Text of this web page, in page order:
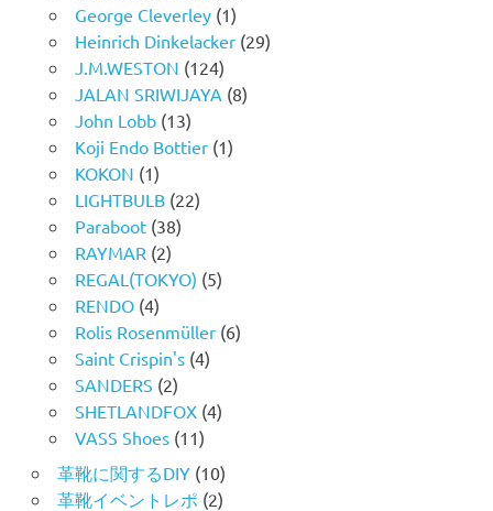
George Cleverley(1)
Heinrich Dinkelacker(29)
J.M.WESTON (124)
JALAN SRIWIJAYA (8)
John Lobb(13)
Koji Endo Bottier(1)
KOKON (1)
LIGHTBULB(22)
Paraboot(38)
RAYMAR (2)
REGAL(TOKYO) (5)
RENDO(4)
Rolis Rosenmüller(6)
Saint Crispin's(4)
SANDERS (2)
SHETLANDFOX(4)
VASS Shoes(11)
革靴に関するDIY(10)
革靴イベントレポ (2)